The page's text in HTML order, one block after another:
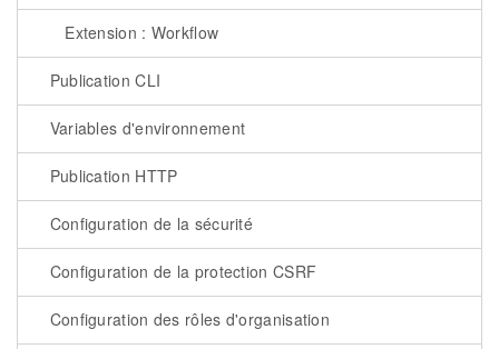
Extension : Workflow
Publication CLI
Variables d'environnement
Publication HTTP
Configuration de la sécurité
Configuration de la protection CSRF
Configuration des rôles d'organisation